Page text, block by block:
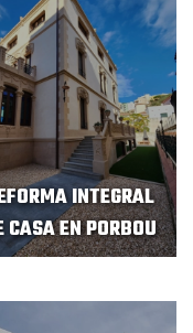
INTEGRAL
CASA EN PORBOU